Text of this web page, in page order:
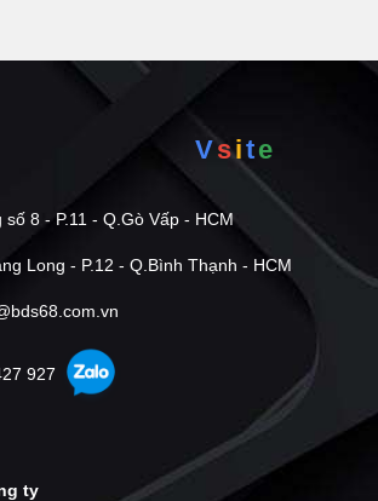
Vsite
8 - P.11 - Q.Gò Vấp - HCM
Long - P.12 - Q.Bình Thạnh - HCM
927
ty